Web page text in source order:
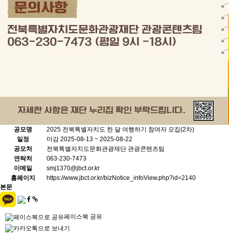
공모명
2025 전북특별자치도 한 달 여행하기 참여자 모집(2차)
일정
마감 2025-08-13 ~ 2025-08-22
공모처
전북특별자치도문화관광재단 관광콘텐츠팀
연락처
063-230-7473
이메일
smj1370@jbct.or.kr
홈페이지
https://www.jbct.or.kr/bizNotice_infoView.php?id=2140
본문
페이스북 공유